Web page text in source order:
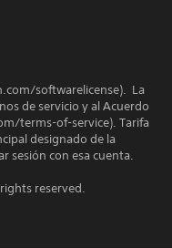
softwarelicense). La
de servicio y al Acuerdo
terms-of-service). Tarifa
designado de la
sesión con esa cuenta.
reserved.